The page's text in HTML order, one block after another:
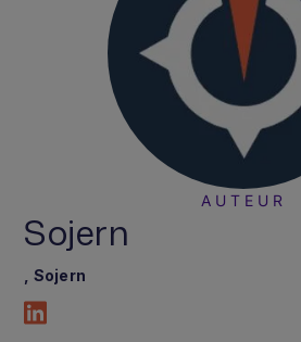
AUTEUR
Sojern
, Sojern